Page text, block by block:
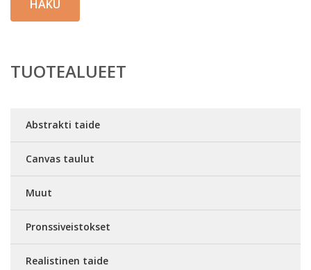
HAKU
TUOTEALUEET
Abstrakti taide
Canvas taulut
Muut
Pronssiveistokset
Realistinen taide